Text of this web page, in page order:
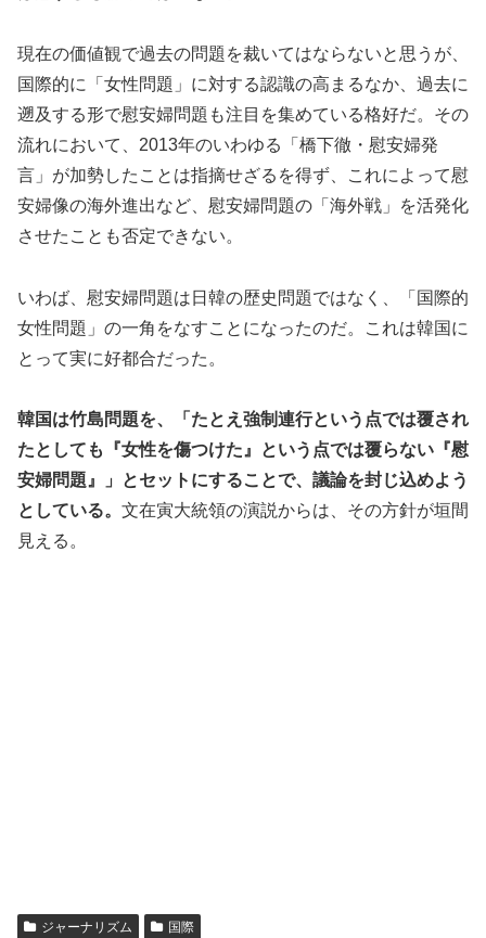
現在の価値観で過去の問題を裁いてはならないと思うが、
国際的に「女性問題」に対する認識の高まるなか、過去に
遡及する形で慰安婦問題も注目を集めている格好だ。その
流れにおいて、2013年のいわゆる「橋下徹・慰安婦発
言」が加勢したことは指摘せざるを得ず、これによって慰
安婦像の海外進出など、慰安婦問題の「海外戦」を活発化
させたことも否定できない。
いわば、慰安婦問題は日韓の歴史問題ではなく、「国際的
女性問題」の一角をなすことになったのだ。これは韓国に
とって実に好都合だった。
韓国は竹島問題を、「たとえ強制連行という点では覆され
たとしても『女性を傷つけた』という点では覆らない『慰
安婦問題』」とセットにすることで、議論を封じ込めよう
としている。 文在寅大統領の演説からは、その方針が垣間
見える。
ジャーナリズム 国際